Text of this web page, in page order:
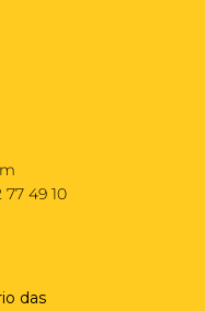
77 49 10
das